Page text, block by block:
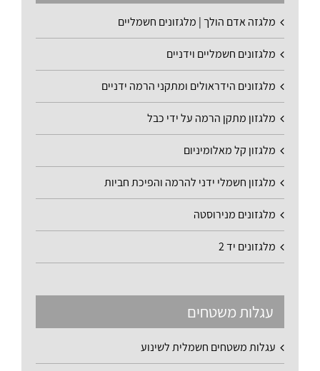
מלגזה אדם הולך | מלגזונים חשמליים
מלגזונים חשמליים וידניים
מלגזונים הידראולים ומתקני הרמה ידניים
מלגזון מתקן הרמה על ידי כבל
מלגזון קל מאלומיניום
מלגזון חשמלי ידני להרמה והפיכת חביות
מלגזונים מנירוסטה
מלגזונים יד 2
עגלות משטחים
עגלות משטחים חשמלית לשינוע